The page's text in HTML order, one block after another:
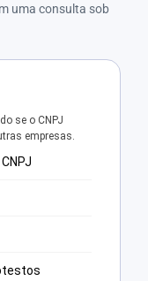
uma consulta sob
se o CNPJ
empresas.